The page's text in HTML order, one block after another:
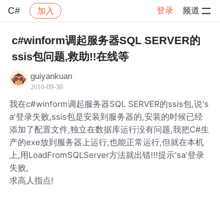
C# 加入 登录 频道
社区 C# 帖子详情
c#winform调起服务器SQL SERVER的
ssis包问题,救助!!在线等
guiyankuan
2010-09-30
我在c#winform调起服务器SQL SERVER的ssis包,说's
a'登录失败,ssis包是安装到服务器的,安装的时候已经
添加了配置文件,独立在数据库运行没有问题,我把C#生
产的exe放到服务器上运行,也能正常运行,但就在本机
上,用LoadFromSQLServer方法就出错!!!提示'sa'登录
失败,
求高人指点!